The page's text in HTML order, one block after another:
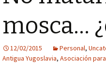
mosca…
12/02/2015 Personal,
Antigua Yugoslavia, Asociación